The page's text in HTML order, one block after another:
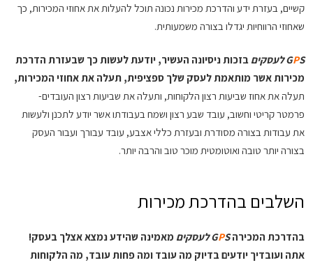
קשיים, בעזרת ידע והדרכת מכירות נכונה תוכל להעלות את אחוזי המכירות, כך
שאחוזי הרווחיות יגדלו בצורה משמעותית.
GPS לעסקים
בזכות ניסיונה העשיר, יודעת לעשות כך שבעזרת הדרכת
מכירות אשר מותאמת לעסק שלך ספציפית, תעלה את אחוזי המכירות,
תעלה את אחוז שביעות רצון הלקוחות, ותעלה את שביעות רצון העובדים-
פרמטר קריטי וחשוב, עובד שבע רצון ושמח בעבודתו אשר יודע לתכנן ולעשות
את עבודות בצורה מסודרת ובעזרת כללי אצבע, עובד עבורך ועבור העסק
בצורה יותר טובה ואוטומטית מוכר טוב והרבה יותר.
השלבים בהדרכת מכירות
בהדרכת המכירה GPS לעסקים
מאמינה שהידע נמצא אצלך בעסק!
אתה ועובדיך יודעים בדיוק מה עובד ומה פחות עובד, מה הלקוחות